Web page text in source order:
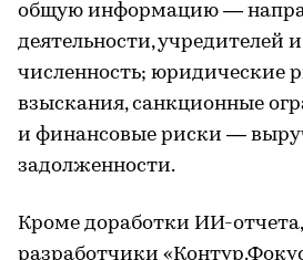
общую информацию —
деятельности, учредителей
численность; юридические
взыскания, санкционные
и финансовые риски —
задолженности.
Кроме доработки ИИ-
разработчики